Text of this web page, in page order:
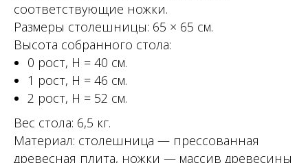
соответствующие ножки.
Размеры столешницы: 65 × 65 см.
Высота собранного стола:
0 рост, Н = 40 см.
1 рост, Н = 46 см.
2 рост, Н = 52 см.
Вес стола: 6,5 кг.
Материал: столешница — прессованная
древесная плита, ножки — массив древесины